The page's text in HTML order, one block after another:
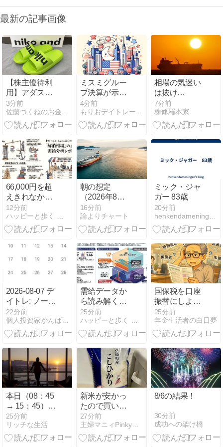
最新の記事画像
【株主優待利
用】アダスト
リア優待券
10,000円分の
使い道
3分前
ミスミグルー
プ決算が示す
AI投資の波及
効果とFA部品
株の見方
4分前
相場の気迷い
は抜け
ず！？：8月7
日（金）寄り
前
7分前
株修羅本家
66,000円を超
えきれなかっ
た相場の本当
の正体
12分前
朝の想定
（2026年8月7
日）─原油高
がダウを冷や
す日
16分前
論よりチャート
ミック・ジャ
ガー 83歳
20分前
2026-08-07 デ
イトレ: ノート
レードの予
定、銘柄観察
22分前
個人投資家がんばろう！
需給データか
ら読み解く日
本株の現状と
展望
25分前
ハッピーと歩く 株と先物・オプションの道
国保税を口座
振替にしよう
としたら、な
ぜか年金から
引かれること
話
25分前
年金生活者の白日夢
本日（08：45
→ 15：45）の
売買サイン
25分前
リッチな生活
新米が安かっ
たので買いま
した
27分前
主婦マニィPinkyの暮らしと時々、投資♪
8/6の結果！
30分前
成功への架け橋